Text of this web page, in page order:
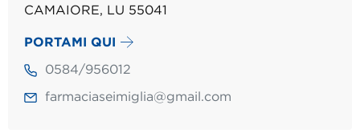
CAMAIORE, LU 55041
PORTAMI QUI
0584/956012
farmaciaseimiglia@gmail.com